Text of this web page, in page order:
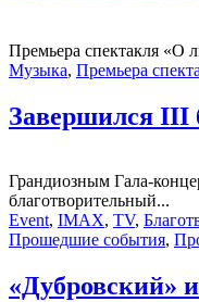
Премьера спектакля «О
Музыка, Премьера
Завершился III
Грандиозным Гала-
благотворительный...
Event, IMAX, TV,
Прошедшие события,
«Дубровский»